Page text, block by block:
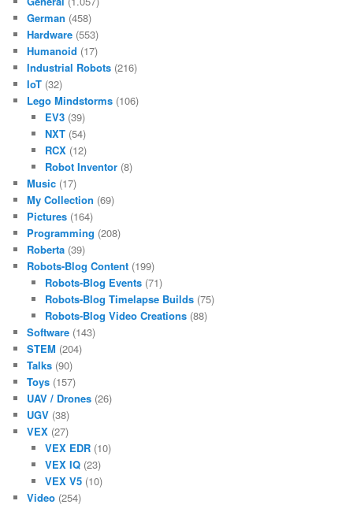
German (458)
Hardware (553)
Humanoid (17)
Industrial Robots (216)
IoT (32)
Lego Mindstorms (106)
EV3(39)
NXT(54)
RCX(12)
Robot Inventor(8)
Music (17)
My Collection (69)
Pictures (164)
Programming (208)
Roberta (39)
Robots-Blog Content (199)
Robots-Blog Events(71)
Robots-Blog Timelapse Builds(75)
Robots-Blog Video Creations(88)
Software (143)
STEM (204)
Talks (90)
Toys (157)
UAV / Drones (26)
UGV (38)
VEX (27)
VEX EDR(10)
VEX IQ(23)
VEX V5(10)
Video (254)